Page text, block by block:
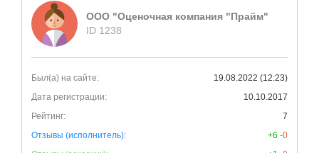
ООО "Оценочная компания "Прайм"
ID 1238
Был(а) на сайте:
19.08.2022 (12:23)
Дата регистрации:
10.10.2017
Рейтинг:
7
Отзывы (исполнитель):
+6 -0